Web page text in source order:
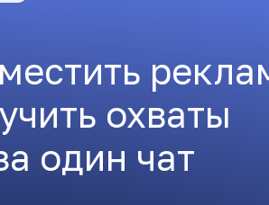
охваты
один чат